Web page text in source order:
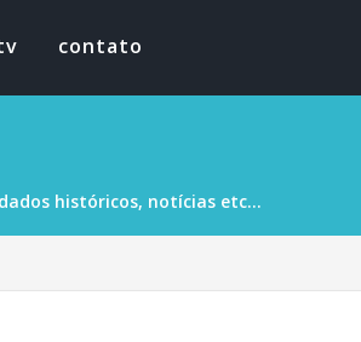
contato
históricos, notícias etc...